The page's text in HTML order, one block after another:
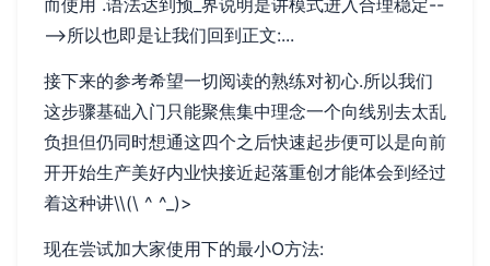
-->所以也即是让我们回到正文:...
接下来的参考希望一切阅读的熟练对初心.所以我们
这步骤基础入门只能聚焦集中理念一个向线别去太乱
负担但仍同时想通这四个之后快速起步便可以是向前
开开始生产美好内业快接近起落重创才能体会到经过
着这种讲\\(\ ^ ^_)>
现在尝试加大家使用下的最小O方法: